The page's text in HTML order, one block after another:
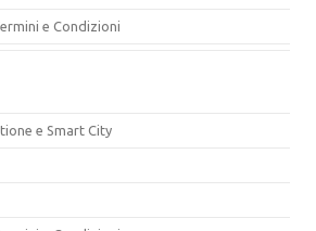
e Condizioni
e Smart City